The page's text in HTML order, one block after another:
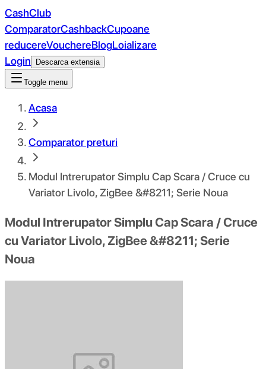
CashClub
ComparatorCashbackCupoane
reducereVouchereBlogLoializare
Login
Descarca extensia
Toggle menu
Acasa
Comparator preturi
Modul Intrerupator Simplu Cap Scara / Cruce cu
Variator Livolo, ZigBee &#8211; Serie Noua
Modul Intrerupator Simplu Cap Scara / Cruce
cu Variator Livolo, ZigBee &#8211; Serie
Noua